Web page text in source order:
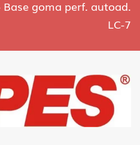
Base goma perf. autoad.
LC-7